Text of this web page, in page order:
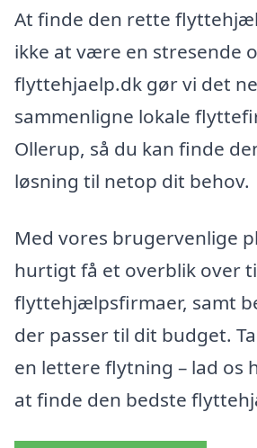
At finde den rette
ikke at være en stresende
flyttehjaelp.dk gør vi det
sammenligne lokale
Ollerup, så du kan finde
løsning til netop dit behov.
Med vores brugervenlige
hurtigt få et overblik over
flyttehjælpsfirmaer, samt
der passer til dit budget.
en lettere flytning – lad os
at finde den bedste